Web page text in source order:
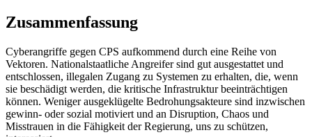
Zusammenfassung
Cyberangriffe gegen CPS aufkommend durch eine Reihe von
Vektoren. Nationalstaatliche Angreifer sind gut ausgestattet und
entschlossen, illegalen Zugang zu Systemen zu erhalten, die, wenn
sie beschädigt werden, die kritische Infrastruktur beeinträchtigen
können. Weniger ausgeklügelte Bedrohungsakteure sind inzwischen
gewinn- oder sozial motiviert und an Disruption, Chaos und
Misstrauen in die Fähigkeit der Regierung, uns zu schützen,